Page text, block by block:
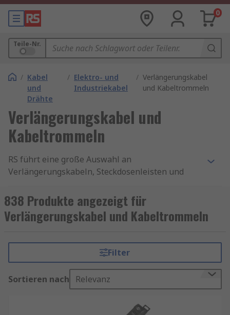
0
Teile-Nr.
/ Kabel
und
Drähte
/ Elektro- und
Industriekabel
/ Verlängerungskabel
und Kabeltrommeln
Verlängerungskabel und
Kabeltrommeln
RS führt eine große Auswahl an
Verlängerungskabeln, Steckdosenleisten und
Marken wiebrennenstuhl,ABL Sursum
Schneider Electric,Kopp,Legrandsowie
unserer hauseigenen professionellen Marke.
Wir führen Produkte
mit Leitung oder ohne Leitung sowie
schaltbar oder nicht-schaltbar
838 Produkte angezeigt für
Verlängerungskabel und Kabeltrommeln
Filter
Sortieren nach Relevanz